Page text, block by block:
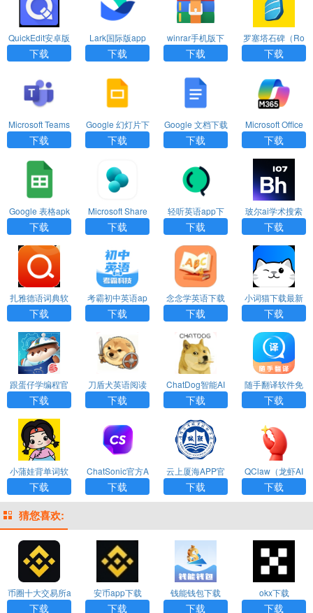
QuickEdit安卓版
下载
下载
Lark国际版app
下载
下载
winrar手机版下
载
下载
罗塞塔石碑（Ro
setta Stone）ap
p免费版
下载
Microsoft Teams
手机版下载
下载
Google 幻灯片下
载最新版
下载
Google 文档下载
最新版
下载
Microsoft Office
Mobile安卓版下
载
下载
Google 表格apk
下载
下载
Microsoft Share
Point中文版下载
下载
轻听英语app下
载安装官网版
下载
玻尔ai学术搜索
官方版下载
下载
扎雅德语词典软
件下载
下载
考霸初中英语ap
p官方下载
下载
念念学英语下载
最新版
下载
小词猫下载最新
版
下载
跟蛋仔学编程官
方版下载
下载
刀盾犬英语阅读
最新版下载
下载
ChatDog智能AI
聊天下载
下载
随手翻译软件免
费版下载
下载
小蒲娃背单词软
件下载安装免费
下载
ChatSonic官方A
PP免费下载
下载
云上厦海APP官
方正版下载
下载
QClaw（龙虾AI
办公助手）APP
官方版
下载
猜您喜欢:
币圈十大交易所a
pp下载
下载
安币app下载
下载
钱能钱包下载
下载
okx下载
下载